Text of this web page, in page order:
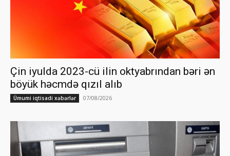
Çin iyulda 2023-cü ilin oktyabrından bəri ən
böyük həcmdə qızıl alıb
Ümumi iqtisadi xəbərlər 07/08/2026